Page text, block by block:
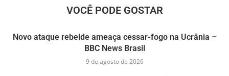
VOCÊ PODE GOSTAR
Novo ataque rebelde ameaça cessar-fogo na Ucrânia –
BBC News Brasil
9 de agosto de 2026